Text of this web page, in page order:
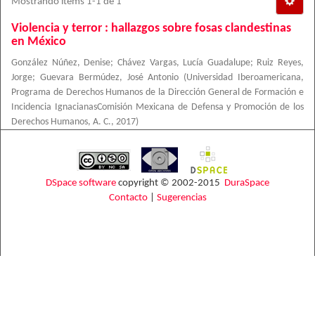
Violencia y terror : hallazgos sobre fosas clandestinas
en México
González Núñez, Denise; Chávez Vargas, Lucía Guadalupe;
Ruiz Reyes,
Jorge; Guevara Bermúdez, José Antonio (Universidad Iberoamericana,
Programa de Derechos Humanos de la Dirección General de Formación e
Incidencia IgnacianasComisión Mexicana de Defensa y Promoción de los
Derechos Humanos, A. C., 2017)
DSpace software copyright © 2002-2015 DuraSpace
Contacto| Sugerencias